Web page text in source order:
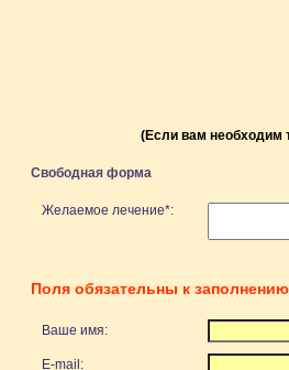
(Если вам необходим
Свободная форма
Желаемое лечение*:
Поля обязательны к
Ваше имя:
E-mail: